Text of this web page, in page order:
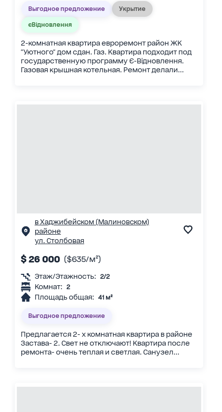
Выгодное предложение Укрытие
єВідновлення
2-комнатная квартира евроремонт район ЖК
"Уютного" дом сдан. Газ. Квартира подходит под
государственную программу Є-Відновлення.
Газовая крышная котельная. Ремонт делали...
в Хаджибейском (Малиновском)
районе
ул. Столбовая
$ 26 000 ($635/м²)
Этаж/Этажность: 2/2
Комнат: 2
Площадь общая: 41 м²
Выгодное предложение
Предлагается 2- х комнатная квартира в районе
Застава- 2. Свет не отключают! Квартира после
ремонта- очень теплая и светлая. Санузел...